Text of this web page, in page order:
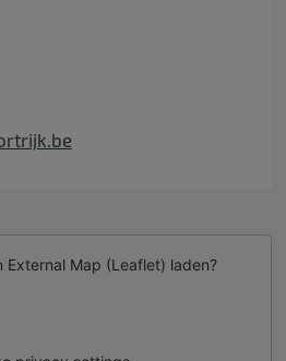
External Map (Leaflet) laden?